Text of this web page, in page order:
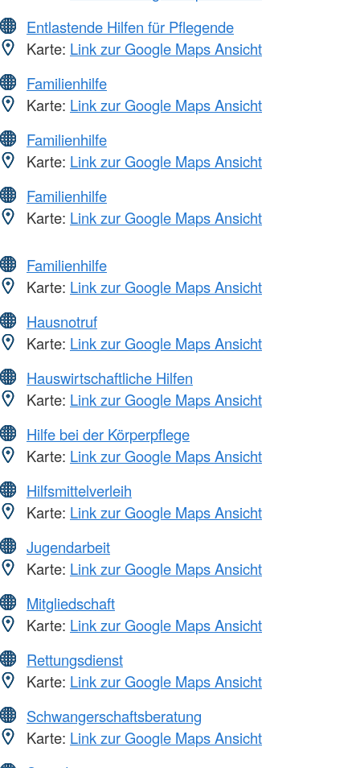
Entlastende Hilfen für Pflegende
Karte: Link zur Google Maps Ansicht
Familienhilfe
Karte: Link zur Google Maps Ansicht
Familienhilfe
Karte: Link zur Google Maps Ansicht
Familienhilfe
Karte: Link zur Google Maps Ansicht
Familienhilfe
Karte: Link zur Google Maps Ansicht
Hausnotruf
Karte: Link zur Google Maps Ansicht
Hauswirtschaftliche Hilfen
Karte: Link zur Google Maps Ansicht
Hilfe bei der Körperpflege
Karte: Link zur Google Maps Ansicht
Hilfsmittelverleih
Karte: Link zur Google Maps Ansicht
Jugendarbeit
Karte: Link zur Google Maps Ansicht
Mitgliedschaft
Karte: Link zur Google Maps Ansicht
Rettungsdienst
Karte: Link zur Google Maps Ansicht
Schwangerschaftsberatung
Karte: Link zur Google Maps Ansicht